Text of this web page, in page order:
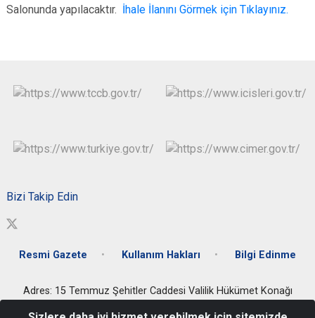
Salonunda yapılacaktır. İhale İlanını Görmek için Tıklayınız.
Bizi Takip Edin
Resmi Gazete Kullanım Hakları Bilgi Edinme
Adres: 15 Temmuz Şehitler Caddesi Valilik Hükümet Konağı